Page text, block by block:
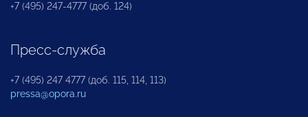
+7 (495) 247-4777 (доб. 124)
Пресс-служба
+7 (495) 247 4777 (доб. 115, 114, 113)
pressa@opora.ru